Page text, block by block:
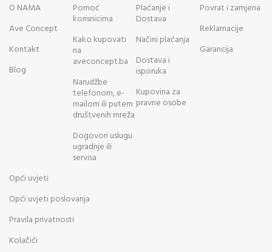
O NAMA
Ave Concept
Kontakt
Blog
Pomoć
korisnicima
Kako kupovati
na
aveconcept.ba
Narudžbe
telefonom, e-
mailom ili putem
društvenih mreža
Dogovori uslugu
ugradnje ili
servisa
Plaćanje i
Dostava
Načini plaćanja
Dostava i
isporuka
Kupovina za
pravne osobe
Povrat i zamjena
Reklamacije
Garancija
Opći uvjeti
Opći uvjeti poslovanja
Pravila privatnosti
Kolačići